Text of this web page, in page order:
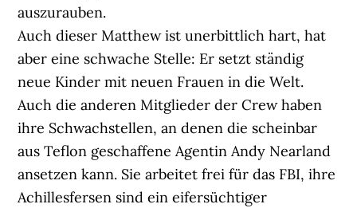
auszurauben.
Auch dieser Matthew ist unerbittlich hart, hat
aber eine schwache Stelle: Er setzt ständig
neue Kinder mit neuen Frauen in die Welt.
Auch die anderen Mitglieder der Crew haben
ihre Schwachstellen, an denen die scheinbar
aus Teflon geschaffene Agentin Andy Nearland
ansetzen kann. Sie arbeitet frei für das FBI, ihre
Achillesfersen sind ein eifersüchtiger